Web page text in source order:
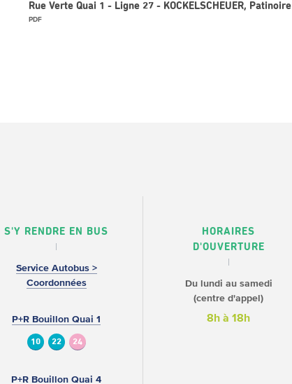
Rue Verte Quai 1 - Ligne 27 - KOCKELSCHEUER, Patinoire
PDF
S'Y RENDRE EN BUS
Service Autobus >
Coordonnées
P+R Bouillon Quai 1
10 22 24
P+R Bouillon Quai 4
HORAIRES
D'OUVERTURE
Du lundi au samedi
(centre d'appel)
8h à 18h